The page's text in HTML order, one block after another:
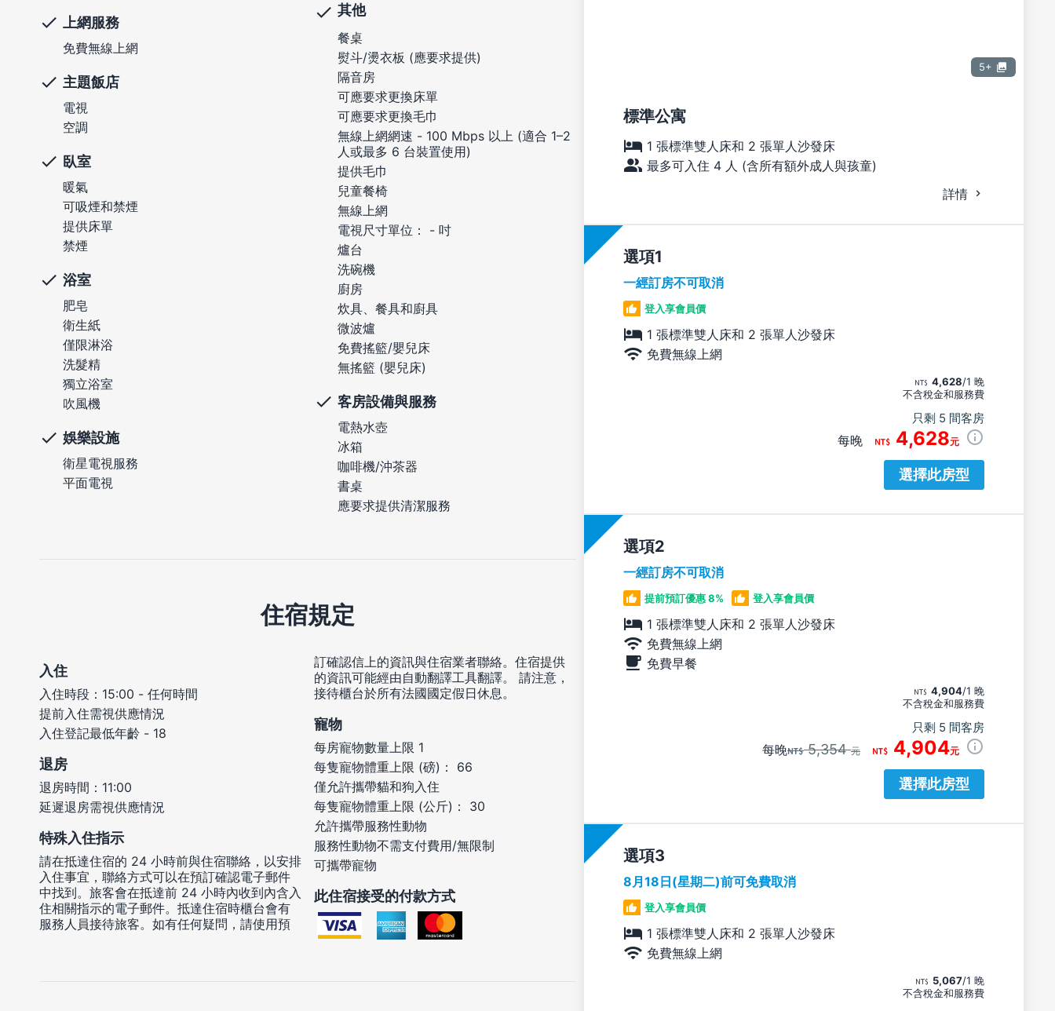
5+
標準公寓
1 張標準雙人床和 2 張單人沙發床
最多可入住 4 人 (含所有額外成人與孩童)
詳情
選項
一經訂房不可取消
登入享會員價
1 張標準雙人床和 2 張單人沙發床
免費無線上網
4,628/1 晚
不含稅金和服務費
只剩 5 間客房
每晚 4,628元
選擇此房型
選項
一經訂房不可取消
提前預訂優惠 8% 登入享會員價
1 張標準雙人床和 2 張單人沙發床
免費無線上網
免費早餐
4,904/1 晚
不含稅金和服務費
只剩 5 間客房
每晚 5,354元 4,904元
選擇此房型
選項
8月18日(星期二)前可免費取消
登入享會員價
1 張標準雙人床和 2 張單人沙發床
免費無線上網
5,067/1 晚
不含稅金和服務費
上網服務
免費無線上網
主題飯店
電視
空調
臥室
暖氣
可吸煙和禁煙
提供床單
禁煙
浴室
肥皂
衛生紙
僅限淋浴
洗髮精
獨立浴室
吹風機
娛樂設施
衛星電視服務
平面電視
其他
餐桌
熨斗/燙衣板 (應要求提供)
隔音房
可應要求更換床單
可應要求更換毛巾
無線上網網速 - 100 Mbps 以上 (適合 1–2
人或最多 6 台裝置使用)
提供毛巾
兒童餐椅
無線上網
電視尺寸單位： - 吋
爐台
洗碗機
廚房
炊具、餐具和廚具
微波爐
免費搖籃/嬰兒床
無搖籃 (嬰兒床)
客房設備與服務
電熱水壺
冰箱
咖啡機/沖茶器
書桌
應要求提供清潔服務
住宿規定
入住
入住時段：15:00 - 任何時間
提前入住需視供應情況
入住登記最低年齡 - 18
退房
退房時間：11:00
延遲退房需視供應情況
特殊入住指示
請在抵達住宿的 24 小時前與住宿聯絡，以安排
入住事宜，聯絡方式可以在預訂確認電子郵件
中找到。旅客會在抵達前 24 小時內收到內含入
住相關指示的電子郵件。抵達住宿時櫃台會有
服務人員接待旅客。如有任何疑問，請使用預
訂確認信上的資訊與住宿業者聯絡。住宿提供
的資訊可能經由自動翻譯工具翻譯。 請注意，
接待櫃台於所有法國國定假日休息。
寵物
每房寵物數量上限 1
每隻寵物體重上限 (磅)： 66
僅允許攜帶貓和狗入住
每隻寵物體重上限 (公斤)： 30
允許攜帶服務性動物
服務性動物不需支付費用/無限制
可攜帶寵物
此住宿接受的付款方式